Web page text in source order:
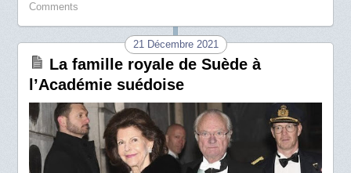
Comments
21 Décembre 2021
La famille royale de Suède à
l’Académie suédoise